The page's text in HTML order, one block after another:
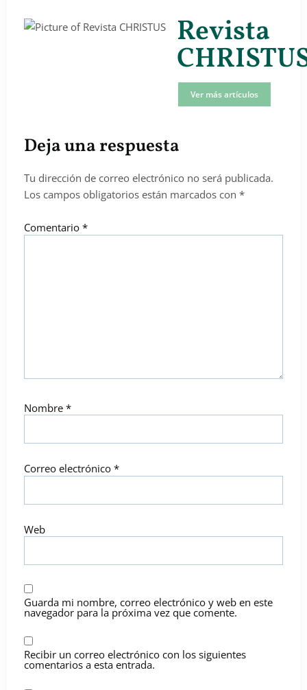
Revista
Ver más artículos
Deja una respuesta
Tu dirección de correo electrónico no será publicada.
Los campos obligatorios están marcados con *
Comentario *
Nombre *
Correo electrónico *
Web
Guarda mi nombre, correo electrónico y web en este
navegador para la próxima vez que comente.
Recibir un correo electrónico con los siguientes
comentarios a esta entrada.